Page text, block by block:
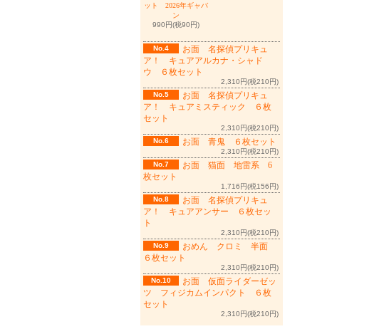
ット 2026年ギャバ
ン
990円(税90円)
No.4
お面 名探偵プリキュ
ア！ キュアアルカナ・シャド
ウ ６枚セット
2,310円(税210円)
No.5
お面 名探偵プリキュ
ア！ キュアミスティック ６枚
セット
2,310円(税210円)
No.6
お面 青鬼 ６枚セット
2,310円(税210円)
No.7
お面 猫面 地雷系 6
枚セット
1,716円(税156円)
No.8
お面 名探偵プリキュ
ア！ キュアアンサー ６枚セッ
ト
2,310円(税210円)
No.9
おめん クロミ 半面
６枚セット
2,310円(税210円)
No.10
お面 仮面ライダーゼッ
ツ フィジカムインパクト ６枚
セット
2,310円(税210円)